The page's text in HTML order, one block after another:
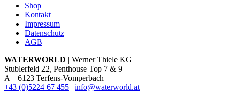
Shop
Kontakt
Impressum
Datenschutz
AGB
WATERWORLD | Werner Thiele KG
Stublerfeld 22, Penthouse Top 7 & 9
A – 6123 Terfens-Vomperbach
+43 (0)5224 67 455 | info@waterworld.at